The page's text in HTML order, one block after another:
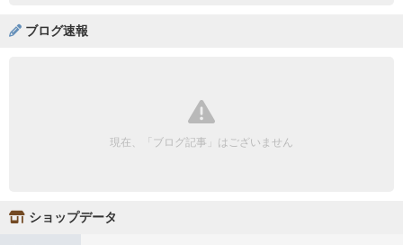
ブログ速報
現在、「ブログ記事」はございません
ショップデータ